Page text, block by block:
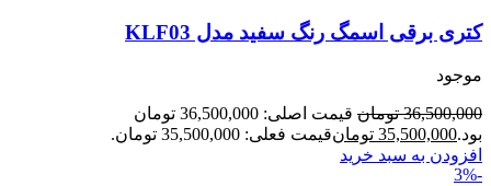
کتری برقی اسمگ رنگ سفید مدل KLF03
موجود
36,500,000 تومان
قیمت اصلی: 36,500,000 تومان
بود.35,500,000 تومانقیمت فعلی: 35,500,000 تومان.
افزودن به سبد خرید
-3%